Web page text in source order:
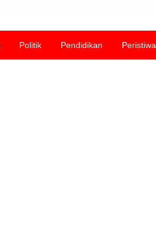
Politik Pendidikan Peristiwa